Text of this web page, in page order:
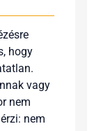
hogy
vagy
nem
nem